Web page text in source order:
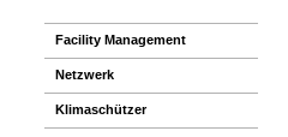
Facility Management
Netzwerk
Klimaschützer